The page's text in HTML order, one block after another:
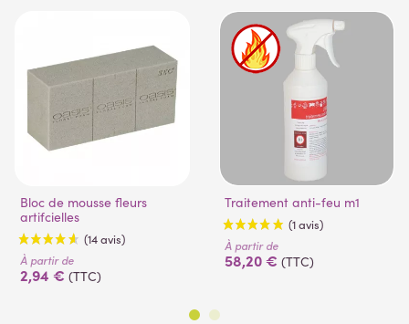
Bloc de mousse fleurs
artifcielles
À partir de
2,94 € (TTC)
Traitement anti-feu m1
À partir de
58,20 € (TTC)